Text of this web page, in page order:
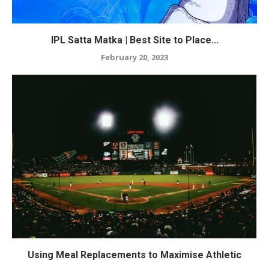
IPL Satta Matka | Best Site to Place...
February 20, 2023
Using Meal Replacements to Maximise Athletic